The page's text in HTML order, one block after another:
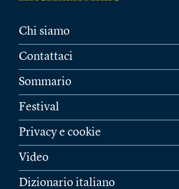
Chi siamo
Contattaci
Sommario
Festival
Privacy e cookie
Video
Dizionario italiano